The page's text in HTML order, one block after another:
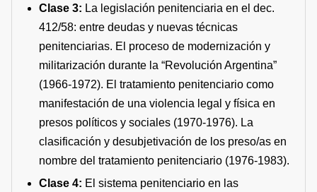
Clase 3: La legislación penitenciaria en el dec.
412/58: entre deudas y nuevas técnicas
penitenciarias. El proceso de modernización y
militarización durante la “Revolución Argentina”
(1966-1972). El tratamiento penitenciario como
manifestación de una violencia legal y física en
presos políticos y sociales (1970-1976). La
clasificación y desubjetivación de los preso/as en
nombre del tratamiento penitenciario (1976-1983).
Clase 4: El sistema penitenciario en las